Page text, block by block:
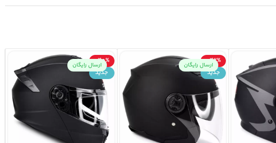
-42%
جدید
ارسال رایگان
-40%
جدید
ارسال رایگان